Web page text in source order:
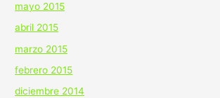
mayo 2015
abril 2015
marzo 2015
febrero 2015
diciembre 2014